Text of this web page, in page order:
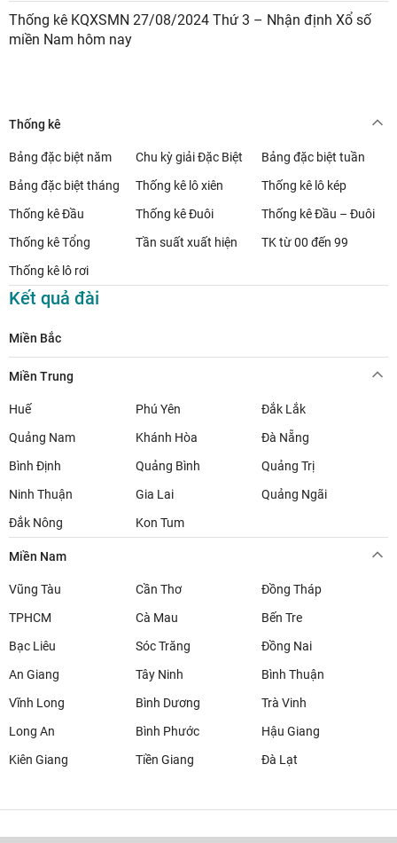
Thống kê KQXSMN 27/08/2024 Thứ 3 – Nhận định Xổ số
miền Nam hôm nay
Thống kê
Bảng đặc biệt năm Chu kỳ giải Đặc Biệt
Bảng đặc biệt tuần
Bảng đặc biệt tháng
Thống kê lô xiên
Thống kê lô kép
Thống kê Đầu
Thống kê Đuôi
Thống kê Đầu – Đuôi
Thống kê Tổng
Tần suất xuất hiện
TK từ 00 đến 99
Thống kê lô rơi
Kết quả đài
Miền Bắc
Miền Trung
Huế Phú Yên
Đắk Lắk
Quảng Nam
Khánh Hòa
Đà Nẵng
Bình Định
Quảng Bình
Quảng Trị
Ninh Thuận
Gia Lai
Quảng Ngãi
Đắk Nông
Kon Tum
Miền Nam
Vũng Tàu Cần Thơ
Đồng Tháp
TPHCM
Cà Mau
Bến Tre
Bạc Liêu
Sóc Trăng
Đồng Nai
An Giang
Tây Ninh
Bình Thuận
Vĩnh Long
Bình Dương
Trà Vinh
Long An
Bình Phước
Hậu Giang
Kiên Giang
Tiền Giang Đà Lạt